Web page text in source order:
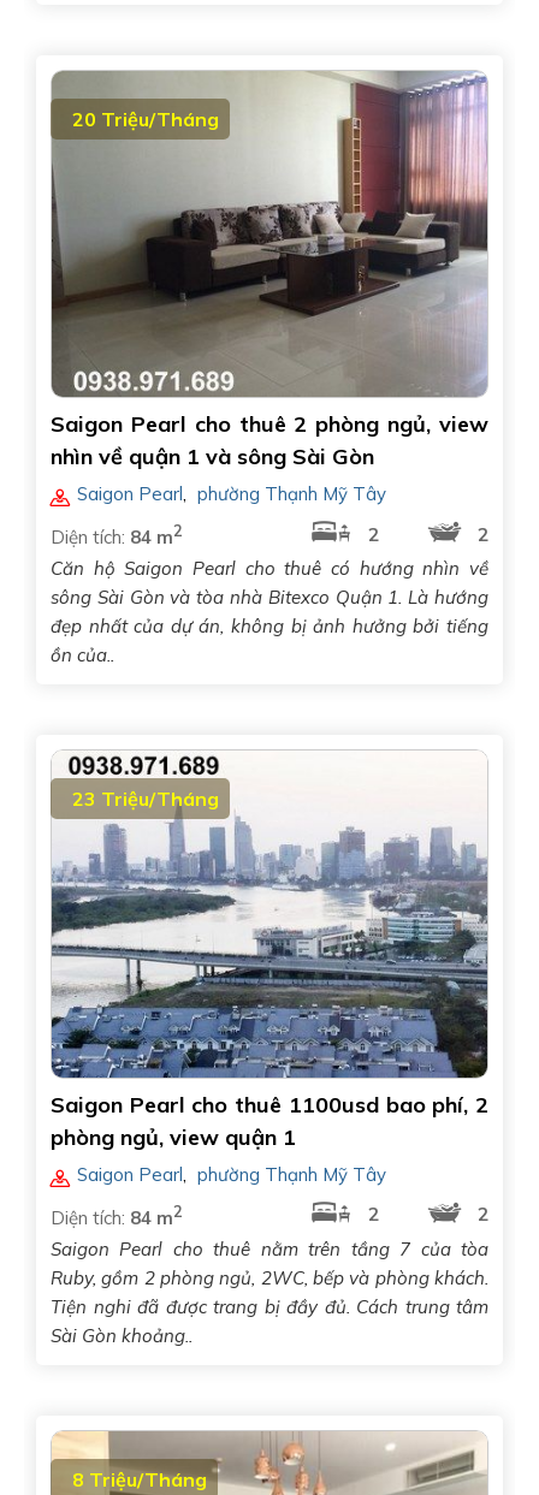
20 Triệu/Tháng
Saigon Pearl cho thuê 2 phòng ngủ, view
nhìn về quận 1 và sông Sài Gòn
Saigon Pearl, phường Thạnh Mỹ Tây
Diện tích: 84 m2 2
2
Căn hộ Saigon Pearl cho thuê có hướng nhìn về
sông Sài Gòn và tòa nhà Bitexco Quận 1. Là hướng
đẹp nhất của dự án, không bị ảnh hưởng bởi tiếng
ồn của..
23 Triệu/Tháng
Saigon Pearl cho thuê 1100usd bao phí, 2
phòng ngủ, view quận 1
Saigon Pearl
phường Thạnh Mỹ Tây
Diện tích: 84 m2 2
2
Saigon Pearl cho thuê nằm trên tầng 7 của tòa
Ruby, gồm 2 phòng ngủ, 2WC, bếp và phòng khách.
Tiện nghi đã được trang bị đầy đủ. Cách trung tâm
Sài Gòn khoảng..
8 Triệu/Tháng